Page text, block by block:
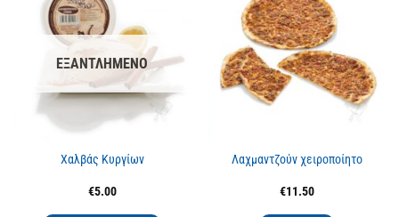
ΕΞΑΝΤΛΗΜΈΝΟ
Χαλβάς Κυργίων
€5.00
Λαχμαντζούν χειροποίητο
€11.50